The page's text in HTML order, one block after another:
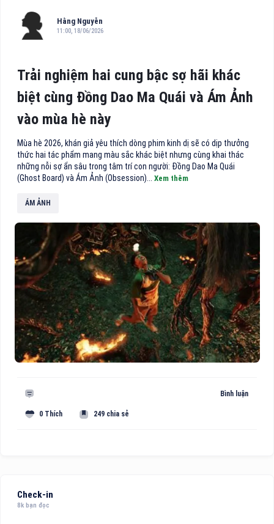
Hằng Nguyễn
11:00, 18/06/2026
Trải nghiệm hai cung bậc sợ hãi khác
biệt cùng Đồng Dao Ma Quái và Ám Ảnh
vào mùa hè này
Mùa hè 2026, khán giả yêu thích dòng phim kinh dị sẽ có dịp thưởng
thức hai tác phẩm mang màu sắc khác biệt nhưng cùng khai thác
những nỗi sợ ẩn sâu trong tâm trí con người: Đồng Dao Ma Quái
(Ghost Board) và Ám Ảnh (Obsession)... Xem thêm
ÁM ẢNH
Bình luận
0 Thích 249 chia sẻ
Check-in
8k bạn đọc